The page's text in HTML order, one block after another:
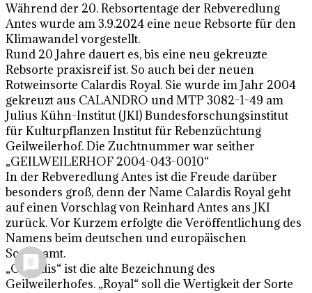
Während der 20. Rebsortentage der Rebveredlung
Antes wurde am 3.9.2024 eine neue Rebsorte für den
Klimawandel vorgestellt.
Rund 20 Jahre dauert es, bis eine neu gekreuzte
Rebsorte praxisreif ist. So auch bei der neuen
Rotweinsorte Calardis Royal. Sie wurde im Jahr 2004
gekreuzt aus CALANDRO und MTP 3082-1-49 am
Julius Kühn-Institut (JKI) Bundesforschungsinstitut
für Kulturpflanzen Institut für Rebenzüchtung
Geilweilerhof. Die Zuchtnummer war seither
„GEILWEILERHOF 2004-043-0010“
In der Rebveredlung Antes ist die Freude darüber
besonders groß, denn der Name Calardis Royal geht
auf einen Vorschlag von Reinhard Antes ans JKI
zurück. Vor Kurzem erfolgte die Veröffentlichung des
Namens beim deutschen und europäischen
Sortenamt.
„Calardis“ ist die alte Bezeichnung des
Geilweilerhofes. „Royal“ soll die Wertigkeit der Sorte